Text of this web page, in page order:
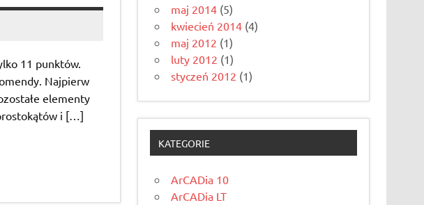
11 punktów.
Najpierw
elementy
i […]
maj 2014 (5)
kwiecień 2014 (4)
maj 2012 (1)
luty 2012 (1)
styczeń 2012 (1)
KATEGORIE
ArCADia 10
ArCADia LT